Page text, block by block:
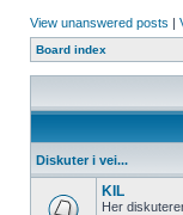
View unanswered posts |
Board index
Diskuter i vei...
KIL
Her